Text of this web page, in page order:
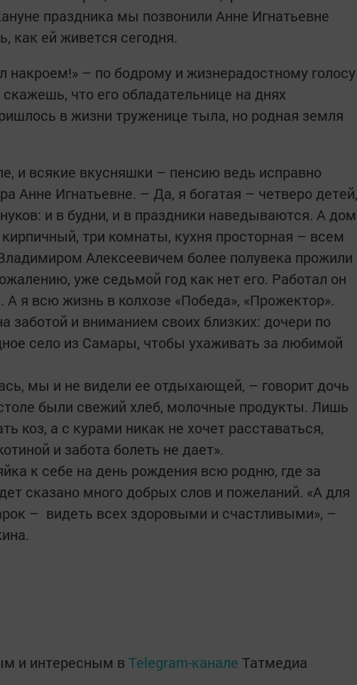
праздника мы позвонили Анне Игнатьевне
как ей живется сегодня.
накроем!» – по бодрому и жизнерадостному голосу
что его обладательнице на днях
в жизни труженице тыла, но родная земля
и всякие вкусняшки – пенсию ведь исправно
Анне ­Игнатьевне. – Да, я ­богатая – четверо детей,
и в будни, и в праздники наведываются. А дом
три комнаты, кухня просторная – всем
Алексеевичем более полувека прожили
уже седьмой год как нет его. Работал он
А я всю жизнь в колхозе «Победа», «Прожектор».
заботой и вниманием своих близких: дочери по
село из Самары, чтобы ухаживать за любимой
мы и не видели ее отдыхающей, – говорит дочь
были свежий хлеб, молочные продукты. Лишь
коз, а с курами никак не хочет расставаться,
и забота болеть не дает».
к себе на день рождения всю родню, где за
сказано много добрых слов и пожеланий. «А для
– видеть всех здоровыми и счастливыми», –
и интересным в Telegram-канале Татмедиа